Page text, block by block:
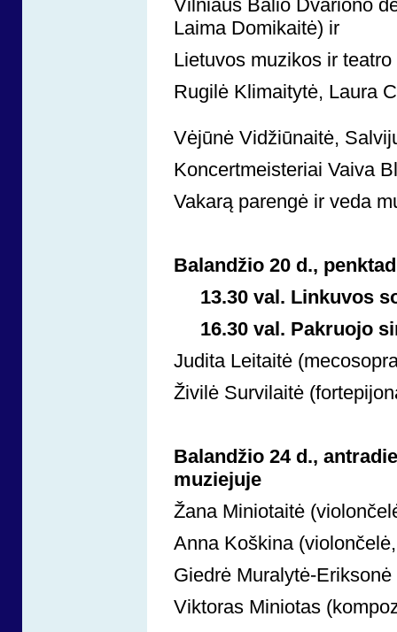
Vilniaus Balio Dvariono
Laima Domikaitė) ir
Lietuvos muzikos ir
Rugilė Klimaitytė, Laura
Vėjūnė Vidžiūnaitė,
Koncertmeisteriai Vaiva
Vakarą parengė ir veda
Balandžio 20 d.,
13.30 val. Linkuvos
16.30 val. Pakruojo
Judita Leitaitė
Živilė Survilaitė
Balandžio 24 d.,
muziejuje
Žana Miniotaitė
Anna Koškina
Giedrė Muralytė-
Viktoras Miniotas